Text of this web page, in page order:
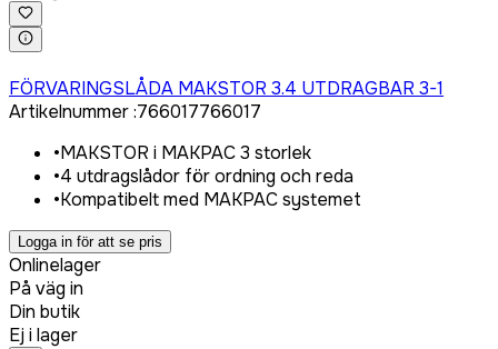
FÖRVARINGSLÅDA MAKSTOR 3.4 UTDRAGBAR 3-1
Artikelnummer:766017766017
•MAKSTOR i MAKPAC 3 storlek
•4 utdragslådor för ordning och reda
•Kompatibelt med MAKPAC systemet
Logga in för att se pris
Onlinelager
På väg in
Din butik
Ej i lager